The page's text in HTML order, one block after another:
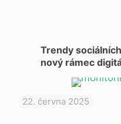
Trendy
nový rámec
22. června 2025